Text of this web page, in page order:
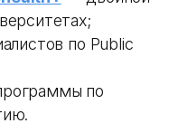
по Public
по